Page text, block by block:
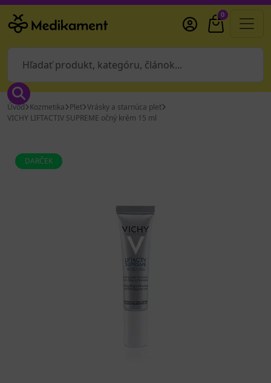
0
Úvod Kozmetika Pleť Vrásky a starnúca pleť
VICHY LIFTACTIV SUPREME očný krém 15 ml
DARČEK